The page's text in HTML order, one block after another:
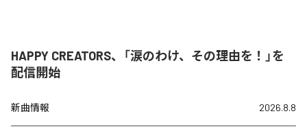
HAPPY CREATORS、「涙のわけ、その理由を！」を
配信開始
新曲情報 2026.8.8